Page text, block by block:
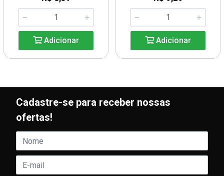
Adicionar Adicionar
Cadastre-se para receber nossas
ofertas!